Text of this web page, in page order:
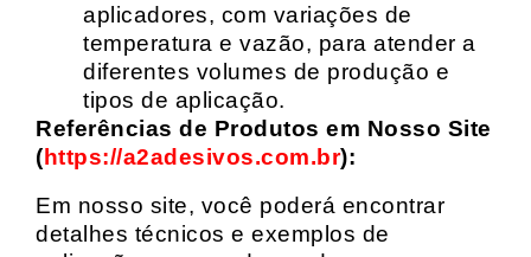
aplicadores, com variações de
temperatura e vazão, para atender a
diferentes volumes de produção e
tipos de aplicação.
Referências de Produtos em Nosso Site
(https://a2adesivos.com.br):
Em nosso site, você poderá encontrar
detalhes técnicos e exemplos de